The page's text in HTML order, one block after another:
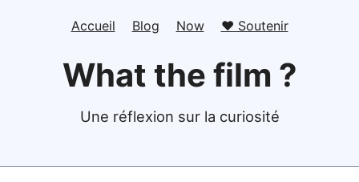
Accueil Blog Now ❤️ Soutenir
What the film ?
Une réflexion sur la curiosité